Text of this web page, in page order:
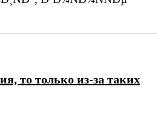
то только из-за таких